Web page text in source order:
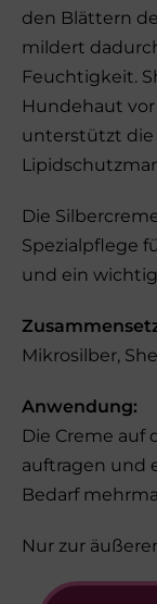
den Blättern
mildert
Feuchtigkeit.
Hundehaut
unterstützt die
Die
Spezialpflege
und ein
Mikrosilber,
Anwendung:
Die Creme auf
auftragen und
Bedarf
Nur zur